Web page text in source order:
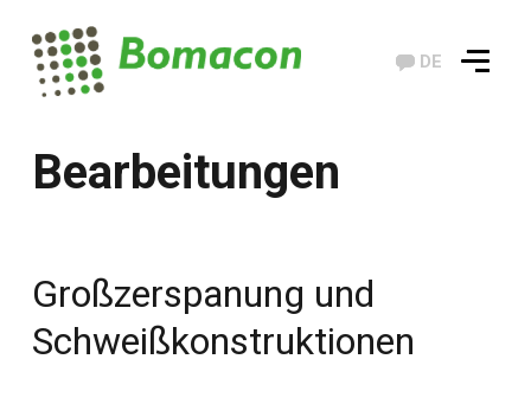
DE
Bearbeitungen
Großzerspanung und
Schweißkonstruktionen